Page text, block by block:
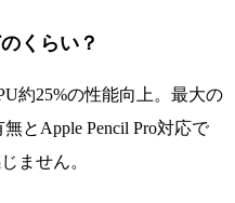
くらい？
約25%の性能向上。最大の
とApple Pencil Pro対応で
ません。